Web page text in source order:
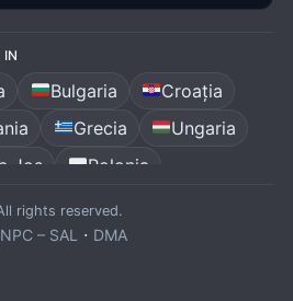
IN
Bulgaria
Croația
Grecia
Ungaria
Jos
Polonia
Spania
rights reserved.
– SAL · DMA